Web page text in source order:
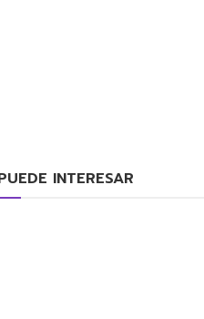
INTERESAR